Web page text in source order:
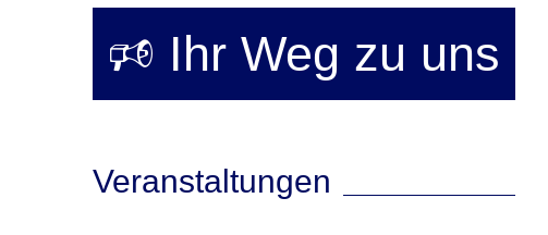
🕫 Ihr Weg zu uns
Veranstaltungen